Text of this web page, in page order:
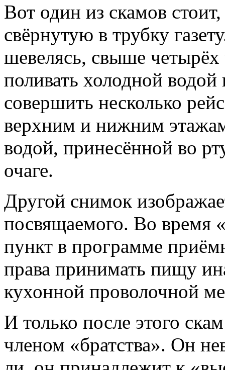
Вот один из скамов
свёрнутую в трубку
шевелясь, свыше четырёх
поливать холодной водой
совершить несколько
верхним и нижним
водой, принесённой во
очаге.
Другой снимок
посвящаемого. Во время
пункт в программе
права принимать пищу
кухонной проволочной
И только после этого
членом «братства». Он